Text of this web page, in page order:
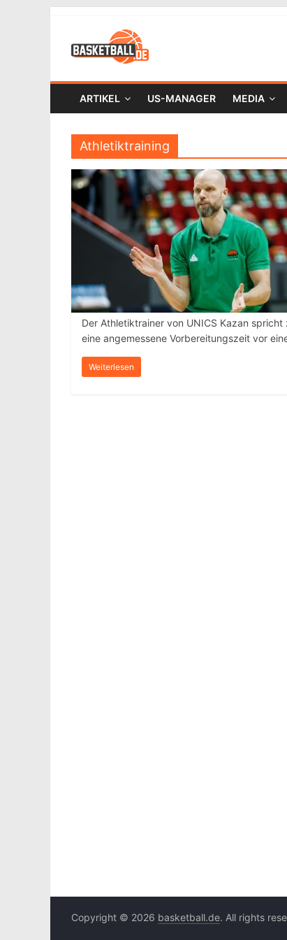
ARTIKEL US-MANAGER MEDIA
Athletiktraining
Der Athletiktrainer von UNICS Kazan
eine angemessene Vorbereitungszeit vor
Weiterlesen
Copyright © 2026 basketball.de. All rights